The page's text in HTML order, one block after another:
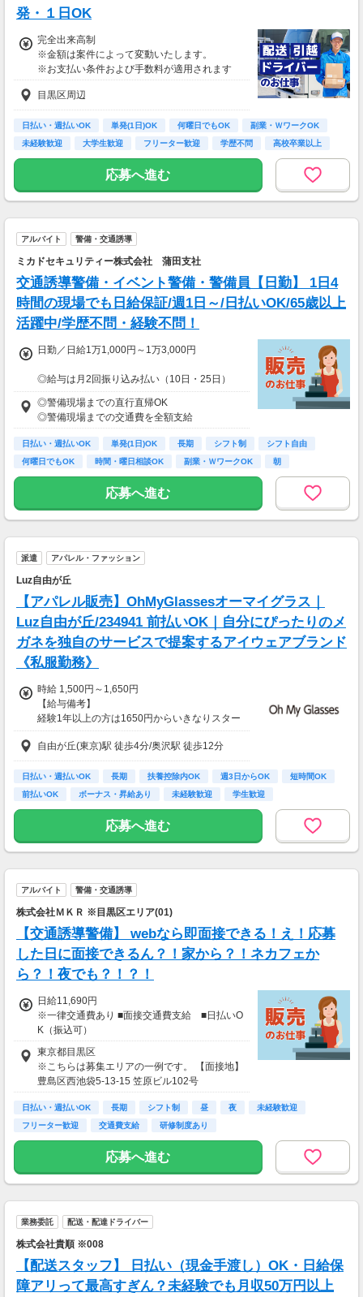
発・１日OK
完全出来高制
※金額は案件によって変動いたします。
※お支払い条件および手数料が適用されます
目黒区周辺
日払い・週払いOK 単発(1日)OK 何曜日でもOK
副業・ＷワークOK
未経験歓迎
大学生歓迎 フリーター歓迎 学歴不問 高校卒業以上
応募へ進む
アルバイト 警備・交通誘導
ミカドセキュリティー株式会社 蒲田支社
交通誘導警備・イベント警備・警備員【日勤】 1日4
時間の現場でも日給保証/週1日～/日払いOK/65歳以上
活躍中/学歴不問・経験不問！
日勤／日給1万1,000円～1万3,000円
◎給与は月2回振り込み払い（10日・25日）
◎日払い制度の利用も可能（規定あり）
◎有資格者は日給+2,000円（一般路線は+1,000
円）
◎資格取得費用は当社全額負担
※65歳以上の方は下記給与になります
70～79歳：日勤／日給1万500円
◎警備現場までの直行直帰OK
◎警備現場までの交通費を全額支給
日払い・週払いOK 単発(1日)OK 長期 シフト制
シフト自由
何曜日でもOK
時間・曜日相談OK 副業・ＷワークOK 朝
応募へ進む
派遣 アパレル・ファッション
Luz自由が丘
【アパレル販売】OhMyGlassesオーマイグラス｜
Luz自由が丘/234941 前払いOK｜自分にぴったりのメ
ガネを独自のサービスで提案するアイウェアブランド
《私服勤務》
時給 1,500円～1,650円
【給与備考】
経験1年以上の方は1650円からいきなりスター
ト！経験1年未満の方も就業1年後には必ず165
0円に昇給します！
◆月収例
25万2千～27万7千円＋残業手当
6割のスタッフが利用中！働いた給料の一部を
最短即時支払い。
利用料・振込手数料はすべて無料。
自由が丘(東京)駅 徒歩4分/奥沢駅 徒歩12分
日払い・週払いOK 長期 扶養控除内OK 週3日からOK
短時間OK
前払いOK
ボーナス・昇給あり 未経験歓迎 学生歓迎
応募へ進む
アルバイト 警備・交通誘導
株式会社ＭＫＲ ※目黒区エリア(01)
【交通誘導警備】 webなら即面接できる！え！応募
した日に面接できるん？！家から？！ネカフェか
ら？！夜でも？！？！
日給11,690円
※一律交通費あり ■面接交通費支給 ■日払いO
K（振込可）
東京都目黒区
※こちらは募集エリアの一例です。 【面接地】
豊島区西池袋5-13-15 笠原ビル102号
日払い・週払いOK 長期 シフト制 昼 夜
未経験歓迎
フリーター歓迎
交通費支給 研修制度あり
応募へ進む
業務委託 配送・配達ドライバー
株式会社貴順 ※008
【配送スタッフ】 日払い（現金手渡し）OK・日給保
障アリって最高すぎん？未経験でも月収50万円以上